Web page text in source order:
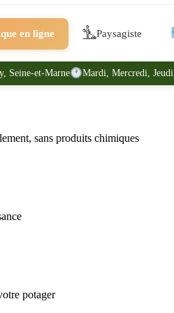
en ligne Paysagiste
Seine-et-Marne Mardi, Mercredi,
sans produits chimiques
potager